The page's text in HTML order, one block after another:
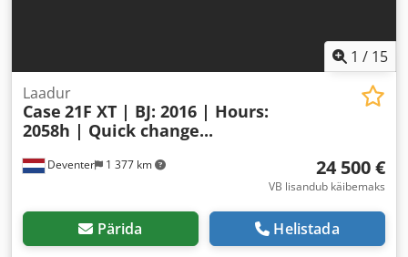
1 / 15
Deventer 1 377 km
Laadur
Case 21F XT | BJ: 2016 | Hours:
2058h | Quick change...
24 500 €
VB lisandub käibemaks
Pärida Helistada